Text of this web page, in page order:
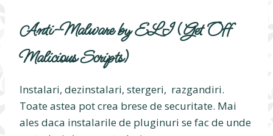
Anti-Malware by ELI (Get Off
Malicious Scripts)
Instalari, dezinstalari, stergeri, razgandiri.
Toate astea pot crea brese de securitate. Mai
ales daca instalarile de pluginuri se fac de unde